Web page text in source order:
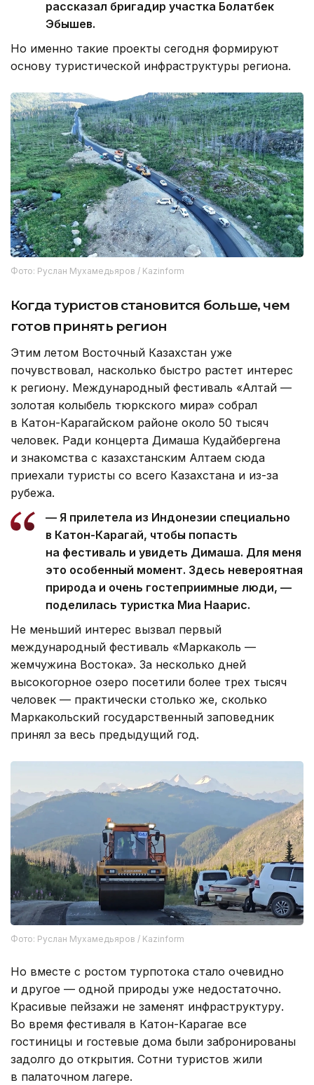
рассказал бригадир участка Болатбек
Эбышев.
Но именно такие проекты сегодня формируют
основу туристической инфраструктуры региона.
Фото: Руслан Мухамедьяров / Kazinform
Когда туристов становится больше, чем
готов принять регион
Этим летом Восточный Казахстан уже
почувствовал, насколько быстро растет интерес
к региону. Международный фестиваль «Алтай —
золотая колыбель тюркского мира» собрал
в Катон-Карагайском районе около 50 тысяч
человек. Ради концерта Димаша Кудайбергена
и знакомства с казахстанским Алтаем сюда
приехали туристы со всего Казахстана и из-за
рубежа.
— Я прилетела из Индонезии специально
в Катон-Карагай, чтобы попасть
на фестиваль и увидеть Димаша. Для меня
это особенный момент. Здесь невероятная
природа и очень гостеприимные люди, —
поделилась туристка Миа Наарис.
Не меньший интерес вызвал первый
международный фестиваль «Маркаколь —
жемчужина Востока». За несколько дней
высокогорное озеро посетили более трех тысяч
человек — практически столько же, сколько
Маркакольский государственный заповедник
принял за весь предыдущий год.
Фото: Руслан Мухамедьяров / Kazinform
Но вместе с ростом турпотока стало очевидно
и другое — одной природы уже недостаточно.
Красивые пейзажи не заменят инфраструктуру.
Во время фестиваля в Катон-Карагае все
гостиницы и гостевые дома были забронированы
задолго до открытия. Сотни туристов жили
в палаточном лагере.